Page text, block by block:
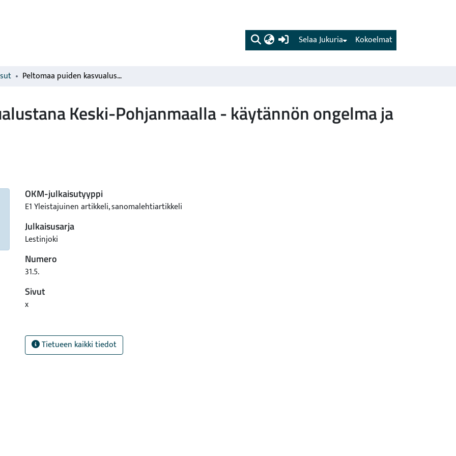
(current) Kokoelmat
Selaa Jukuria
Peltomaa puiden kasvualustana Keski-Pohjanmaalla - käytännön ongelma ja tutkimuksen haaste
Keski-Pohjanmaalla - käytännön ongelma ja
OKM-julkaisutyyppi
E1 Yleistajuinen artikkeli, sanomalehtiartikkeli
Julkaisusarja
Lestinjoki
Numero
31.5.
Sivut
x
Tietueen kaikki tiedot